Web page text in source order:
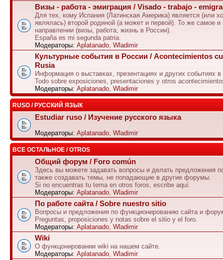
Визы - работа - эмиграция / Visado - trabajo -
Для тех, кому Испания (Латинская Америка) является (или
являлась) второй родиной (а может и первой). То же самое и
направлении (визы, работа, жизнь в России).
España es mi segunda patria.
Модераторы: Aplatanado, Wladimir
Культурные события в России / Acontecimientos
Rusia
Информация о выставках, презентациях и других событиях
Todo sobre exposiciones, presentaciones y otros
Модераторы: Aplatanado, Wladimir
RUSO / РУССКИЙ ЯЗЫК
Estudiar ruso / Изучение русского языка
Модераторы: Aplatanado, Wladimir
ВСЕ ОСТАЛЬНОЕ / OTROS
Общий форум / Foro común
Здесь вы можете задавать вопросы и делать предложения
также создавать темы, не попадающие в другие форумы.
Si no encuentras tu tema en otros foros, escribe aquí.
Модераторы: Aplatanado, Wladimir
По работе сайта / Sobre nuestro sitio
Вопросы и предложения по функционированию сайта и
Preguntas, proposiciones y notas sobre el sitio y el foro.
Модераторы: Aplatanado, Wladimir
Wiki
О функцонировании wiki на нашем сайте.
Модераторы: Aplatanado, Wladimir